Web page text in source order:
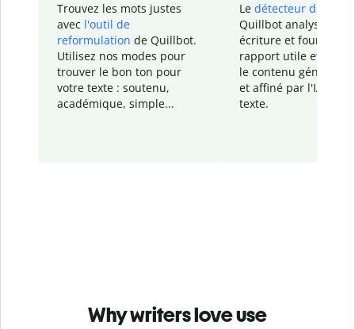
Trouvez les mots justes
avec l'outil de
reformulation de Quillbot.
Utilisez nos modes pour
trouver le bon ton pour
votre texte : soutenu,
académique, simple...
Le détecteur d'IA
Quillbot analyse votre
écriture et fournit un
rapport utile et
le contenu généré
et affiné par l'IA
texte.
Why writers love use